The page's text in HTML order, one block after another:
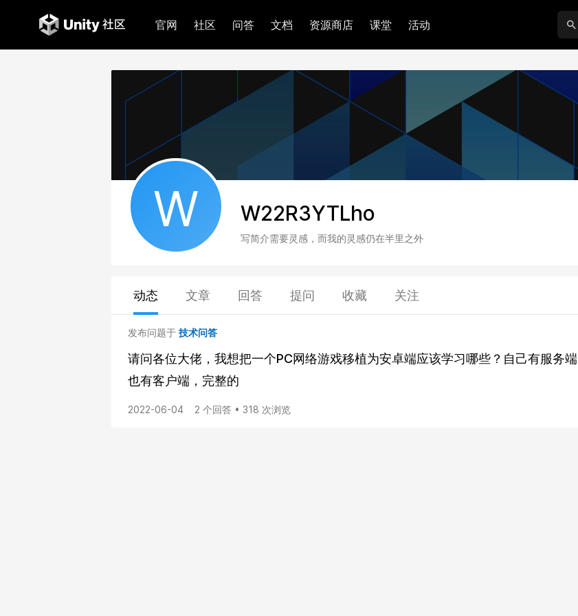
官网 社区 问答 文档 资源商店 课堂 活动
W W22R3YTLho
写简介需要灵感，而我的灵感仍在半里之外
动态 文章 回答 提问 收藏 关注
发布问题于 技术问答
请问各位大佬，我想把一个PC网络游戏移植为安卓端应该学习哪些？自己有服务端
也有客户端，完整的
2022-06-04 2 个回答 • 318 次浏览